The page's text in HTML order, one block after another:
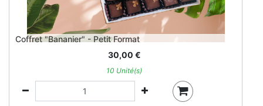
Coffret "Bananier" - Petit Format
30,00 €
10 Unité(s)